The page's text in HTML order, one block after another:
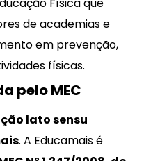
de academias e
em prevenção,
físicas.
pelo MEC
lato sensu
. A Educamais é